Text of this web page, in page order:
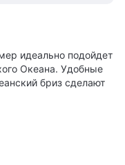
идеально подойдет
Океана. Удобные
бриз сделают